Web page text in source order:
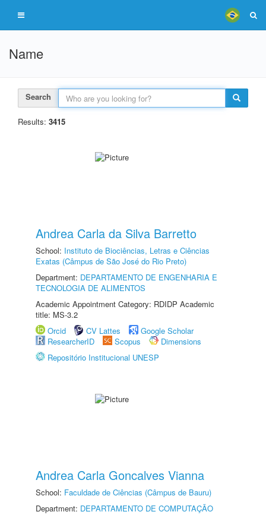
Name
Search
Results: 3415
Andrea Carla da Silva Barretto
School: Instituto de Biociências, Letras e Ciências
Exatas (Câmpus de São José do Rio Preto)
Department: DEPARTAMENTO DE ENGENHARIA E
TECNOLOGIA DE ALIMENTOS
Academic Appointment Category: RDIDP Academic
title: MS-3.2
Orcid
CV Lattes
Google Scholar
ResearcherID
Scopus
Dimensions
Repositório Institucional UNESP
Andrea Carla Goncalves Vianna
School: Faculdade de Ciências (Câmpus de Bauru)
Department: DEPARTAMENTO DE COMPUTAÇÃO